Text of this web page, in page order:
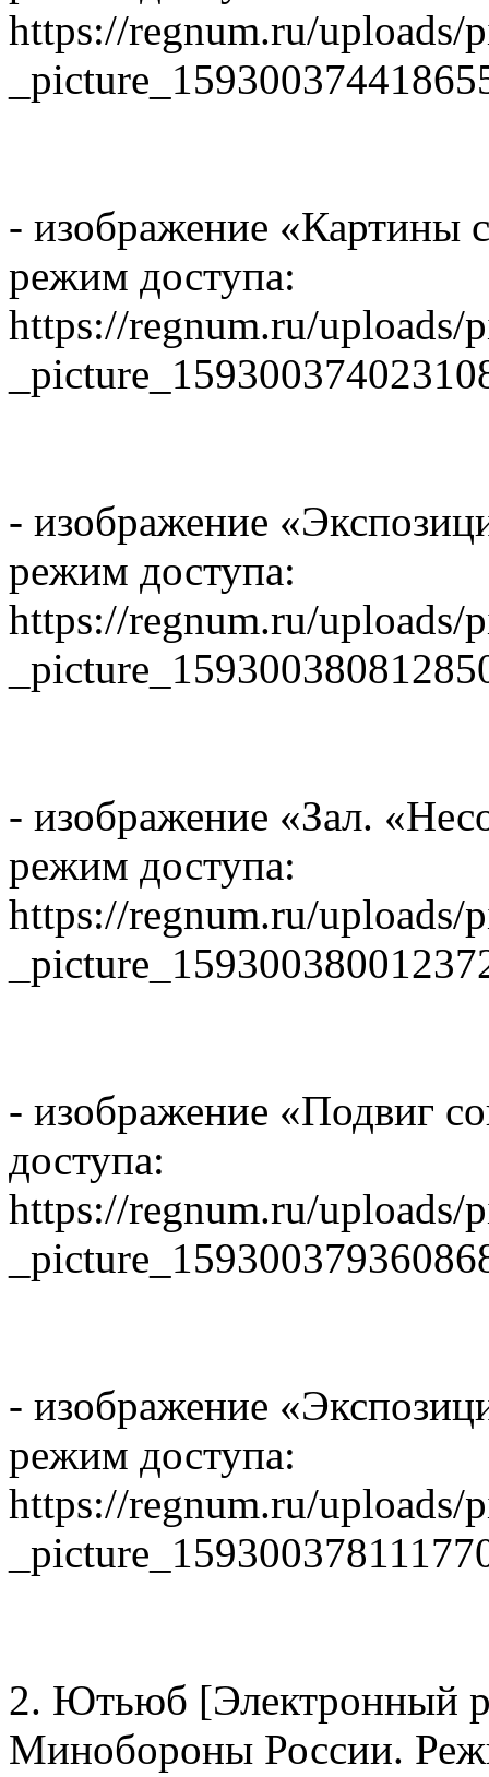
https://regnum.ru/uploads/
- изображение «Картины
режим доступа:
https://regnum.ru/uploads/
- изображение
режим доступа:
https://regnum.ru/uploads/
- изображение «Зал.
режим доступа:
https://regnum.ru/uploads/
- изображение «Подвиг
доступа:
https://regnum.ru/uploads/
- изображение
режим доступа:
https://regnum.ru/uploads/
2. Ютьюб [Электронный
Минобороны России.